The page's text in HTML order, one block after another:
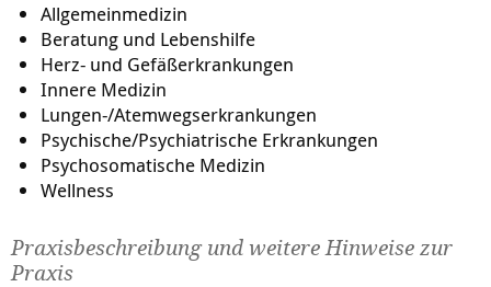
Allgemeinmedizin
Beratung und Lebenshilfe
Herz- und Gefäßerkrankungen
Innere Medizin
Lungen-/Atemwegserkrankungen
Psychische/Psychiatrische Erkrankungen
Psychosomatische Medizin
Wellness
Praxisbeschreibung und weitere Hinweise zur
Praxis